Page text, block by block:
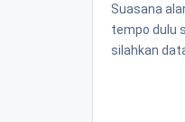
Suasana
tempo dulu
silahkan